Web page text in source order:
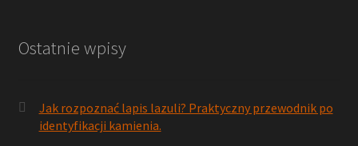
Ostatnie wpisy
Jak rozpoznać lapis lazuli? Praktyczny przewodnik po
identyfikacji kamienia.